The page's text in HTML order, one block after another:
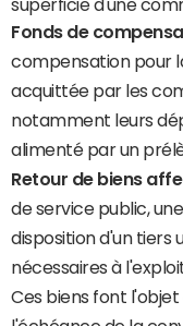
superficie d'une
Fonds de
compensation pour
acquittée par les
notamment leurs
alimenté par un
Retour de biens
de service public,
disposition d'un tiers
nécessaires à
Ces biens font